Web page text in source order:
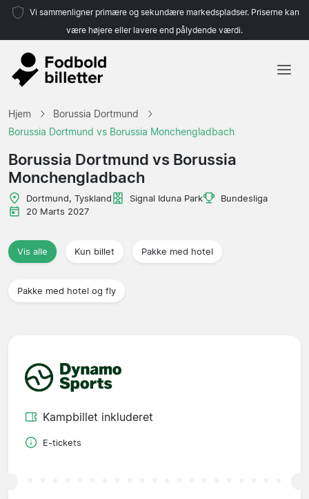
Vi sammenligner primære og sekundære markedspladser. Priserne kan
være højere eller lavere end pålydende værdi.
Hold
Ligaer
Rejsebureauer
Hjem
Borussia Dortmund
Borussia Dortmund vs Borussia Monchengladbach
Borussia Dortmund vs Borussia
Monchengladbach
Dortmund, Tyskland Signal Iduna Park
Bundesliga
20 Marts 2027
Vis alle Kun billet Pakke med hotel
Pakke med hotel og fly
Kampbillet inkluderet
E-tickets